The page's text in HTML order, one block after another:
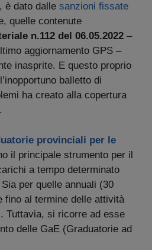
è dato dalle sanzioni fissate
quelle contenute
n.112 del 06.05.2022 –
aggiornamento GPS –
inasprite. E questo proprio
balletto di
ha creato alla copertura
provinciali per le
il principale strumento per il
a tempo determinato
per quelle annuali (30
fino al termine delle attività
Tuttavia, si ricorre ad esse
delle GaE (Graduatorie ad